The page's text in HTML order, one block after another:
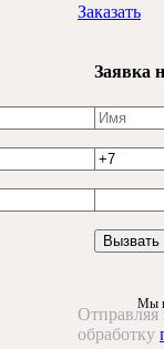
Заказать
Заявка
Отправляя
обработку
Мы